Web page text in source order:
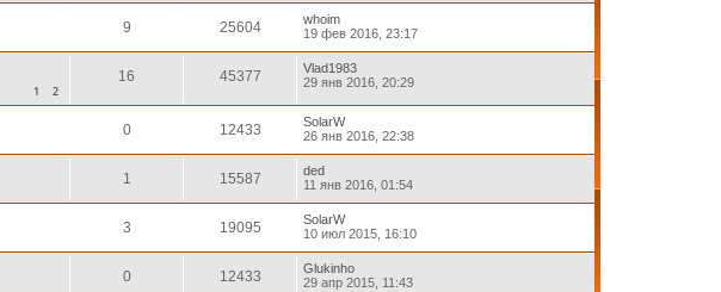
9 25604
whoim
19 фев 2016, 23:17
1 2
16 45377
Vlad1983
29 янв 2016, 20:29
0 12433
SolarW
26 янв 2016, 22:38
1 15587
ded
11 янв 2016, 01:54
3 19095
SolarW
10 июл 2015, 16:10
0 12433
Glukinho
29 апр 2015, 11:43